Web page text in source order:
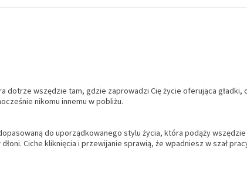
wszędzie tam, gdzie zaprowadzi Cię życie oferująca gładki,
nikomu innemu w pobliżu.
do uporządkowanego stylu życia, która podąży
Ciche kliknięcia i przewijanie sprawią, że wpadniesz w szał